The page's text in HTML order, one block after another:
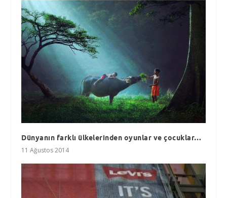
Dünyanın farklı ülkelerinden oyunlar ve çocuklar…
11 Ağustos 2014